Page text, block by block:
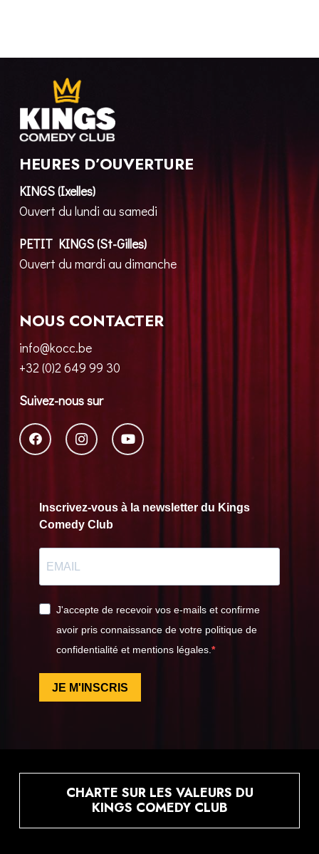
HEURES D’OUVERTURE
KINGS (Ixelles)
Ouvert du lundi au samedi
PETIT KINGS (St-Gilles)
Ouvert du mardi au dimanche
NOUS CONTACTER
info@kocc.be
+32 (0)2 649 99 30
Suivez-nous sur
Inscrivez-vous à la newsletter du Kings
Comedy Club
J'accepte de recevoir vos e-mails et confirme
avoir pris connaissance de votre politique de
confidentialité et mentions légales.
JE M'INSCRIS
CHARTE SUR LES VALEURS DU
KINGS COMEDY CLUB